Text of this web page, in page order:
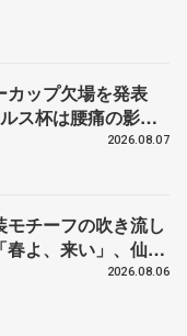
カップ欠場を発表
ス杯は腰痛の影響
2026.08.07
チーフの吹き流し
よ、来い」、仙台
2026.08.06